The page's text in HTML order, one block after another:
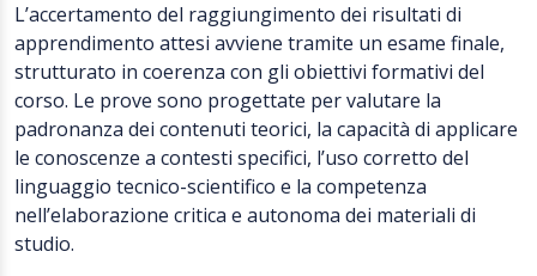
L’accertamento del raggiungimento dei risultati di
apprendimento attesi avviene tramite un esame finale,
strutturato in coerenza con gli obiettivi formativi del
corso. Le prove sono progettate per valutare la
padronanza dei contenuti teorici, la capacità di applicare
le conoscenze a contesti specifici, l’uso corretto del
linguaggio tecnico-scientifico e la competenza
nell’elaborazione critica e autonoma dei materiali di
studio.